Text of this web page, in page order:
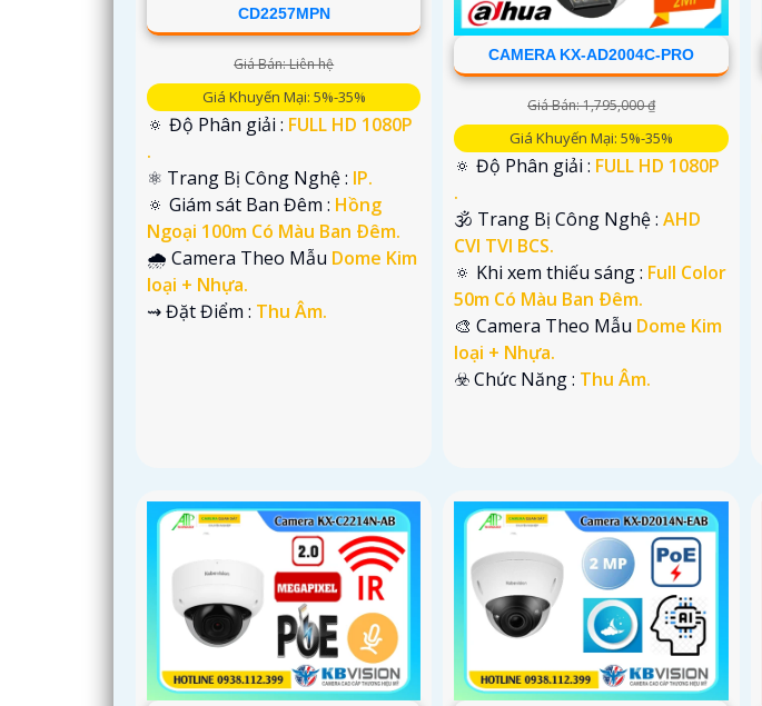
CD2257MPN
Giá Bán: Liên hệ
Giá Khuyến Mại: 5%-35%
🔅 Độ Phân giải : FULL HD 1080P
.
⚛️ Trang Bị Công Nghệ : IP.
🔅 Giám sát Ban Đêm : Hồng
Ngoại 100m Có Màu Ban Ðêm.
🌧️ Camera Theo Mẫu Dome Kim
loại + Nhựa.
️⇝ Đặt Điểm : Thu Âm.
CAMERA KX-AD2004C-PRO
Giá Bán: 1,795,000 ₫
Giá Khuyến Mại: 5%-35%
🔅 Độ Phân giải : FULL HD 1080P
.
🕉️ Trang Bị Công Nghệ :AHD
CVI TVI BCS.
🔅 Khi xem thiếu sáng : Full Color
50m Có Màu Ban Ðêm.
🎨 Camera Theo Mẫu Dome Kim
loại + Nhựa.
️☣️ Chức Năng : Thu Âm.